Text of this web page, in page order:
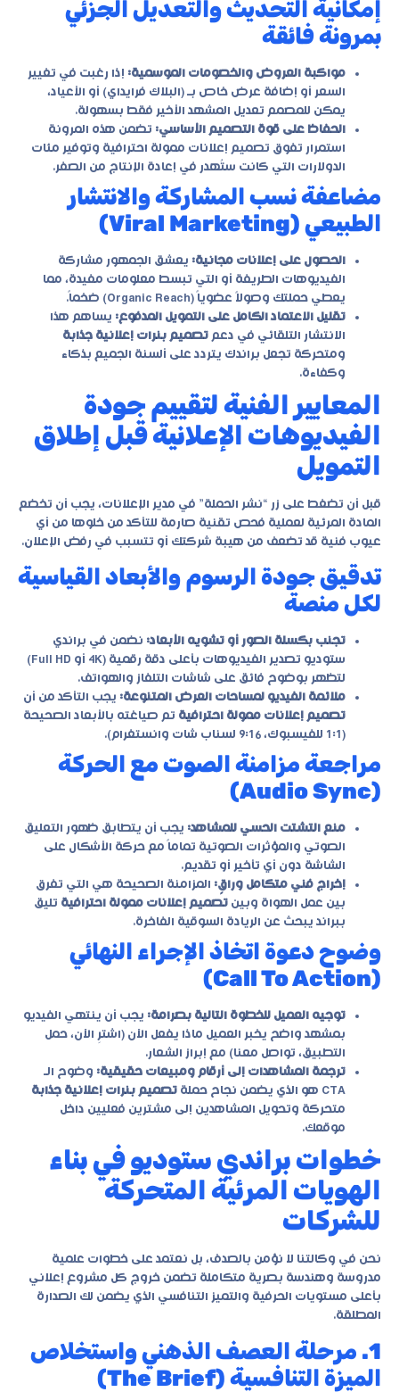
إمكانية التحديث والتعديل الجزئي
بمرونة فائقة
مواكبة العروض والخصومات الموسمية: إذا رغبت في تغيير
السعر أو إضافة عرض خاص بـ (البلاك فرايداي) أو الأعياد،
يمكن للمصمم تعديل المشهد الأخير فقط بسهولة.
الحفاظ على قوة التصميم الأساسي: تضمن هذه المرونة
استمرار تفوق تصميم إعلانات ممولة احترافية وتوفير مئات
الدولارات التي كانت ستُهدر في إعادة الإنتاج من الصفر.
مضاعفة نسب المشاركة والانتشار
الطبيعي (Viral Marketing)
الحصول على إعلانات مجانية: يعشق الجمهور مشاركة
الفيديوهات الطريفة أو التي تبسط معلومات مفيدة، مما
يعطي حملتك وصولاً عضوياً (Organic Reach) ضخماً.
تقليل الاعتماد الكامل على التمويل المدفوع: يساهم هذا
الانتشار التلقائي في دعم تصميم بنرات إعلانية جذابة
ومتحركة تجعل براندك يتردد على ألسنة الجميع بذكاء
وكفاءة.
المعايير الفنية لتقييم جودة
الفيديوهات الإعلانية قبل إطلاق
التمويل
قبل أن تضغط على زر “نشر الحملة” في مدير الإعلانات، يجب أن تخضع
المادة المرئية لعملية فحص تقنية صارمة للتأكد من خلوها من أي
عيوب فنية قد تضعف من هيبة شركتك أو تتسبب في رفض الإعلان.
تدقيق جودة الرسوم والأبعاد القياسية
لكل منصة
تجنب بكسلة الصور أو تشويه الأبعاد: نضمن في براندي
ستوديو
تصدير الفيديوهات بأعلى دقة رقمية (4K أو Full HD)
لتظهر بوضوح فائق على شاشات التلفاز والهواتف.
ملائمة الفيديو لمساحات العرض المتنوعة: يجب التأكد من أن
تصميم إعلانات ممولة احترافية تم صياغته بالأبعاد الصحيحة
(1:1 للفيسبوك، 9:16 لسناب شات وانستغرام).
مراجعة مزامنة الصوت مع الحركة
(Audio Sync)
منع التشتت الحسي للمشاهد: يجب أن يتطابق ظهور التعليق
الصوتي والمؤثرات الصوتية تماماً مع حركة الأشكال على
الشاشة دون أي تأخير أو تقديم.
إخراج فني متكامل وراقٍ: المزامنة الصحيحة هي التي تفرق
بين عمل الهواة وبين تصميم إعلانات ممولة احترافية تليق
ببراند يبحث عن الريادة السوقية الفاخرة.
وضوح دعوة اتخاذ الإجراء النهائي
(Call To Action)
توجيه العميل للخطوة التالية بصرامة: يجب أن ينتهي الفيديو
بمشهد واضح يخبر العميل ماذا يفعل الآن (اشترِ الآن، حمل
التطبيق، تواصل معنا) مع إبراز الشعار.
ترجمة المشاهدات إلى أرقام ومبيعات حقيقية: وضوح الـ
CTA هو الذي يضمن نجاح حملة
تصميم بنرات إعلانية جذابة
متحركة وتحويل المشاهدين إلى مشترين فعليين داخل
موقعك.
خطوات براندي ستوديو في بناء
الهويات المرئية المتحركة
للشركات
نحن في وكالتنا لا نؤمن بالصدف، بل نعتمد على خطوات علمية
مدروسة وهندسة بصرية متكاملة تضمن خروج كل مشروع إعلاني
بأعلى مستويات الحرفية والتميز التنافسي الذي يضمن لك الصدارة
المطلقة.
1. مرحلة العصف الذهني واستخلاص
الميزة التنافسية (The Brief)